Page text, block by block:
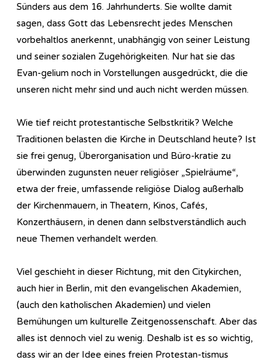
Sünders aus dem 16. Jahrhunderts. Sie wollte damit
sagen, dass Gott das Lebensrecht jedes Menschen
vorbehaltlos anerkennt, unabhängig von seiner Leistung
und seiner sozialen Zugehörigkeiten. Nur hat sie das
Evan-gelium noch in Vorstellungen ausgedrückt, die die
unseren nicht mehr sind und auch nicht werden müssen.
Wie tief reicht protestantische Selbstkritik? Welche
Traditionen belasten die Kirche in Deutschland heute? Ist
sie frei genug, Überorganisation und Büro-kratie zu
überwinden zugunsten neuer religiöser „Spielräume“,
etwa der freie, umfassende religiöse Dialog außerhalb
der Kirchenmauern, in Theatern, Kinos, Cafés,
Konzerthäusern, in denen dann selbstverständlich auch
neue Themen verhandelt werden.
Viel geschieht in dieser Richtung, mit den Citykirchen,
auch hier in Berlin, mit den evangelischen Akademien,
(auch den katholischen Akademien) und vielen
Bemühungen um kulturelle Zeitgenossenschaft. Aber das
alles ist dennoch viel zu wenig. Deshalb ist es so wichtig,
dass wir an der Idee eines freien Protestan-tismus